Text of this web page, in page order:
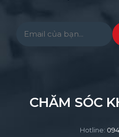
Please leave this field
CHĂM SÓC
Hotline: